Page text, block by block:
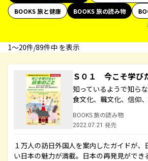
BOOKS 旅と健康
BOOKS 旅の読み物
1〜20件/89件中 を表示
Ｓ０１ 今こそ学び
知っているようで知ら
食文化、職文化、信仰
BOOKS 旅の読み物
2022.07.21 発売
１万人の訪日外国人を案内したガイドが、
い日本の魅力が満載。日本の再発見ができ